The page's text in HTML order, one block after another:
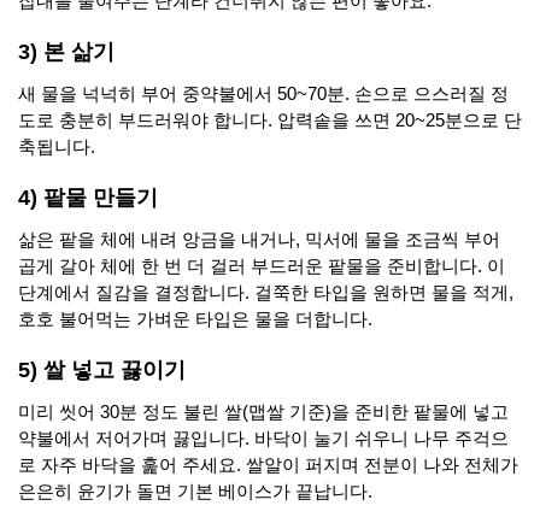
3) 본 삶기
새 물을 넉넉히 부어 중약불에서 50~70분. 손으로 으스러질 정
도로 충분히 부드러워야 합니다. 압력솥을 쓰면 20~25분으로 단
축됩니다.
4) 팥물 만들기
삶은 팥을 체에 내려 앙금을 내거나, 믹서에 물을 조금씩 부어
곱게 갈아 체에 한 번 더 걸러 부드러운 팥물을 준비합니다. 이
단계에서 질감을 결정합니다. 걸쭉한 타입을 원하면 물을 적게,
호호 불어먹는 가벼운 타입은 물을 더합니다.
5) 쌀 넣고 끓이기
미리 씻어 30분 정도 불린 쌀(맵쌀 기준)을 준비한 팥물에 넣고
약불에서 저어가며 끓입니다. 바닥이 눌기 쉬우니 나무 주걱으
로 자주 바닥을 훑어 주세요. 쌀알이 퍼지며 전분이 나와 전체가
은은히 윤기가 돌면 기본 베이스가 끝납니다.